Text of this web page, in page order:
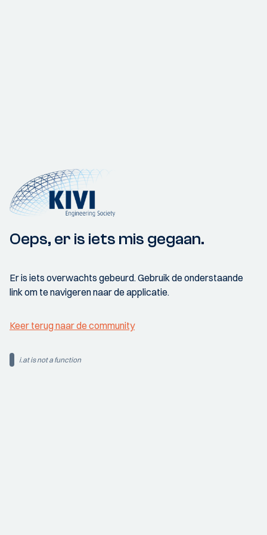
Oeps, er is iets mis gegaan.
Er is iets overwachts gebeurd. Gebruik de onderstaande
link om te navigeren naar de applicatie.
Keer terug naar de community
i.at is not a function